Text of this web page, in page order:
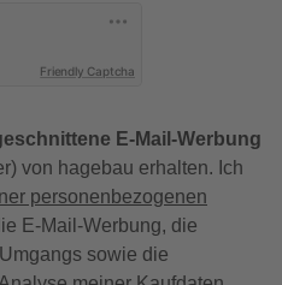
Friendly Captcha
E-Mail-Werbung
von hagebau erhalten. Ich
personenbezogenen
E-Mail-Werbung, die
sowie die